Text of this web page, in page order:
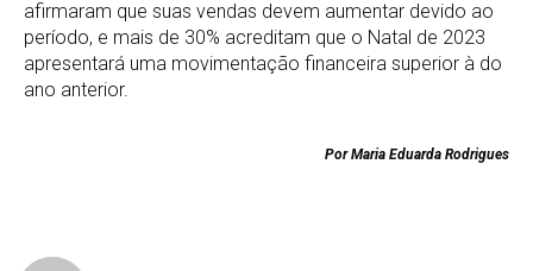
afirmaram que suas vendas devem aumentar devido ao
período, e mais de 30% acreditam que o Natal de 2023
apresentará uma movimentação financeira superior à do
ano anterior.
Por Maria Eduarda Rodrigues